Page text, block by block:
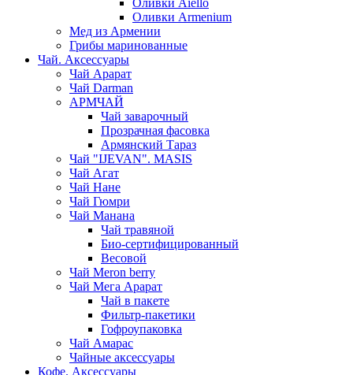
Оливки Aiello
Оливки Armenium
Мед из Армении
Грибы маринованные
Чай. Аксессуары
Чай Арарат
Чай Darman
АРМЧАЙ
Чай заварочный
Прозрачная фасовка
Армянский Тараз
Чай "IJEVAN". MASIS
Чай Агат
Чай Нане
Чай Гюмри
Чай Манана
Чай травяной
Био-сертифицированный
Весовой
Чай Meron berry
Чай Мега Арарат
Чай в пакете
Фильтр-пакетики
Гофроупаковка
Чай Амарас
Чайные аксессуары
Кофе. Аксессуары